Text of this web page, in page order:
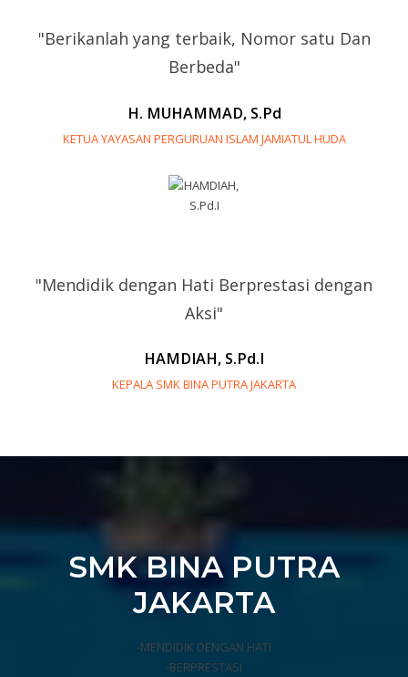
"Berikanlah yang terbaik, Nomor satu Dan
Berbeda"
H. MUHAMMAD, S.Pd
KETUA YAYASAN PERGURUAN ISLAM JAMIATUL HUDA
"Mendidik dengan Hati Berprestasi dengan
Aksi"
HAMDIAH, S.Pd.I
KEPALA SMK BINA PUTRA JAKARTA
SMK BINA PUTRA
JAKARTA
-MENDIDIK DENGAN HATI
-BERPRESTASI